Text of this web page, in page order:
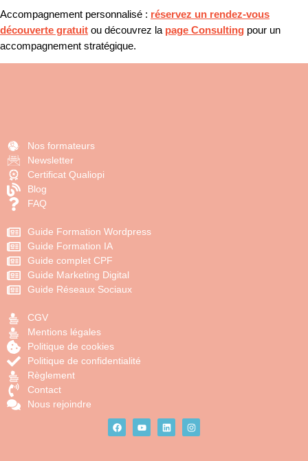
Accompagnement personnalisé : réservez un rendez-vous
découverte gratuit ou découvrez la page Consulting pour un
accompagnement stratégique.
Nos formateurs
Newsletter
Certificat Qualiopi
Blog
FAQ
Guide Formation Wordpress
Guide Formation IA
Guide complet CPF
Guide Marketing Digital
Guide Réseaux Sociaux
CGV
Mentions légales
Politique de cookies
Politique de confidentialité
Règlement
Contact
Nous rejoindre